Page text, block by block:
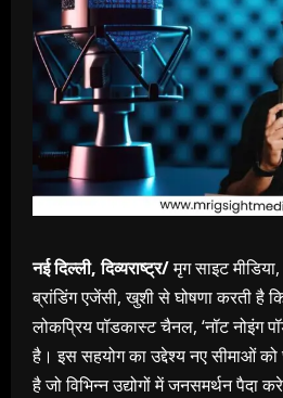
नई दिल्ली, दिव्यराष्ट्र/मृग साइट
ब्रांडिंग एजेंसी, खुशी से घोषणा करती है
लोकप्रिय पॉडकास्ट चैनल, ‘नॉट नोइंग
है। इस सहयोग का उद्देश्य नए सीमाओं को
है जो विभिन्न उद्योगों में जनसमर्थन पैदा